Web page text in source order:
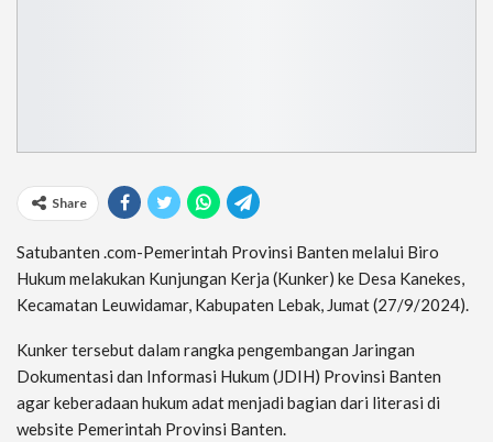
Share
Satubanten .com-Pemerintah Provinsi Banten melalui Biro
Hukum melakukan Kunjungan Kerja (Kunker) ke Desa Kanekes,
Kecamatan Leuwidamar, Kabupaten Lebak, Jumat (27/9/2024).
Kunker tersebut dalam rangka pengembangan Jaringan
Dokumentasi dan Informasi Hukum (JDIH) Provinsi Banten
agar keberadaan hukum adat menjadi bagian dari literasi di
website Pemerintah Provinsi Banten.